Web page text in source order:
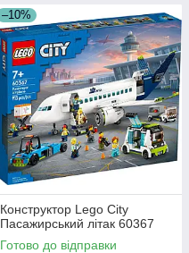
–10%
Конструктор Lego City
Пасажирський літак 60367
Готово до відправки